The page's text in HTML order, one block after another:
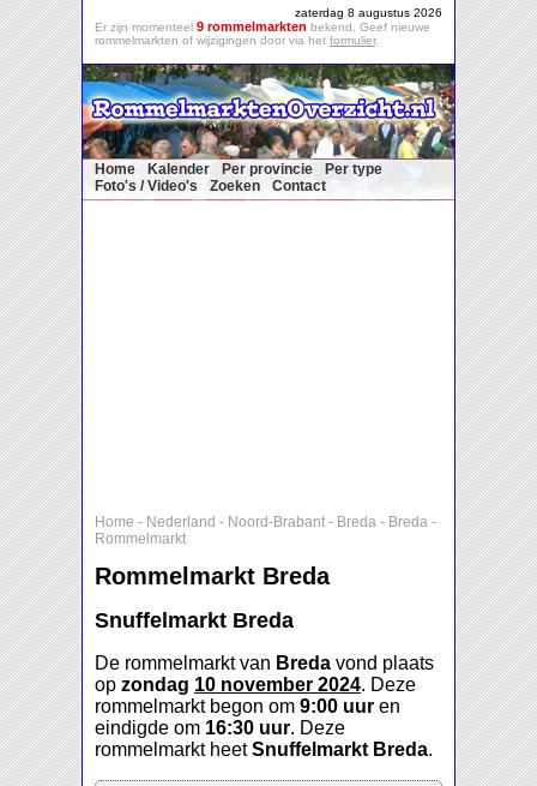
zaterdag 8 augustus 2026
Er zijn momenteel 9 rommelmarkten bekend. Geef nieuwe
rommelmarkten of wijzigingen door via het formulier.
Home Kalender Per provincie
Per type
Foto's / Video's
Zoeken Contact
Home - Nederland - Noord-Brabant - Breda - Breda -
Rommelmarkt
Rommelmarkt Breda
Snuffelmarkt Breda
De rommelmarkt van Breda vond plaats
op zondag 10 november 2024. Deze
rommelmarkt begon om 9:00 uur en
eindigde om 16:30 uur. Deze
rommelmarkt heetSnuffelmarkt Breda.